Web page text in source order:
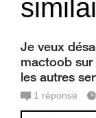
Je veux
mactoob sur
les autres
1 réponse